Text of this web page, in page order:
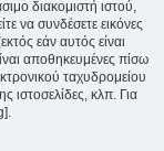
διακομιστή ιστού,
να συνδέσετε εικόνες
εάν αυτός είναι
αποθηκευμένες πίσω
ταχυδρομείου
ιστοσελίδες, κλπ. Για